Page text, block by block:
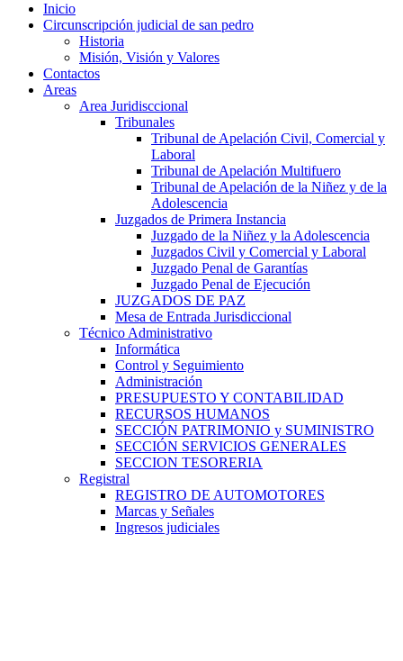
Inicio
Circunscripción judicial de san pedro
Historia
Misión, Visión y Valores
Contactos
Areas
Area Juridisccional
Tribunales
Tribunal de Apelación Civil, Comercial y
Laboral
Tribunal de Apelación Multifuero
Tribunal de Apelación de la Niñez y de la
Adolescencia
Juzgados de Primera Instancia
Juzgado de la Niñez y la Adolescencia
Juzgados Civil y Comercial y Laboral
Juzgado Penal de Garantías
Juzgado Penal de Ejecución
JUZGADOS DE PAZ
Mesa de Entrada Jurisdiccional
Técnico Administrativo
Informática
Control y Seguimiento
Administración
PRESUPUESTO Y CONTABILIDAD
RECURSOS HUMANOS
SECCIÓN PATRIMONIO y SUMINISTRO
SECCIÓN SERVICIOS GENERALES
SECCION TESORERIA
Registral
REGISTRO DE AUTOMOTORES
Marcas y Señales
Ingresos judiciales